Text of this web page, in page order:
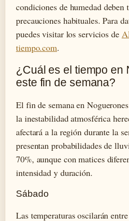
condiciones de humedad deben
precauciones habituales. Para
puedes visitar los servicios de
tiempo.com.
¿Cuál es el tiempo en
este fin de semana?
El fin de semana en
la inestabilidad atmosférica
afectará a la región durante la
presentan probabilidades de
70%, aunque con matices
intensidad y duración.
Sábado
Las temperaturas oscilarán